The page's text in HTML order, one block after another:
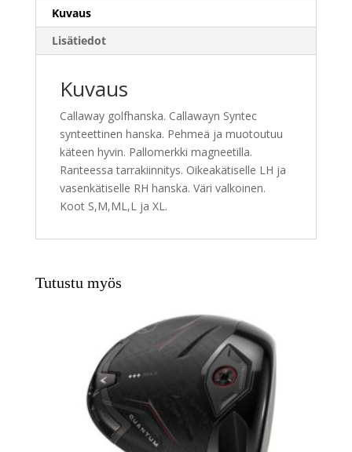
i
Kuvaus
Lisätiedot
Kuvaus
Callaway golfhanska. Callawayn Syntec
synteettinen hanska. Pehmeä ja muotoutuu
käteen hyvin. Pallomerkki magneetilla.
Ranteessa tarrakiinnitys. Oikeakätiselle LH ja
vasenkätiselle RH hanska. Väri valkoinen.
Koot S,M,ML,L ja XL.
Tutustu myös